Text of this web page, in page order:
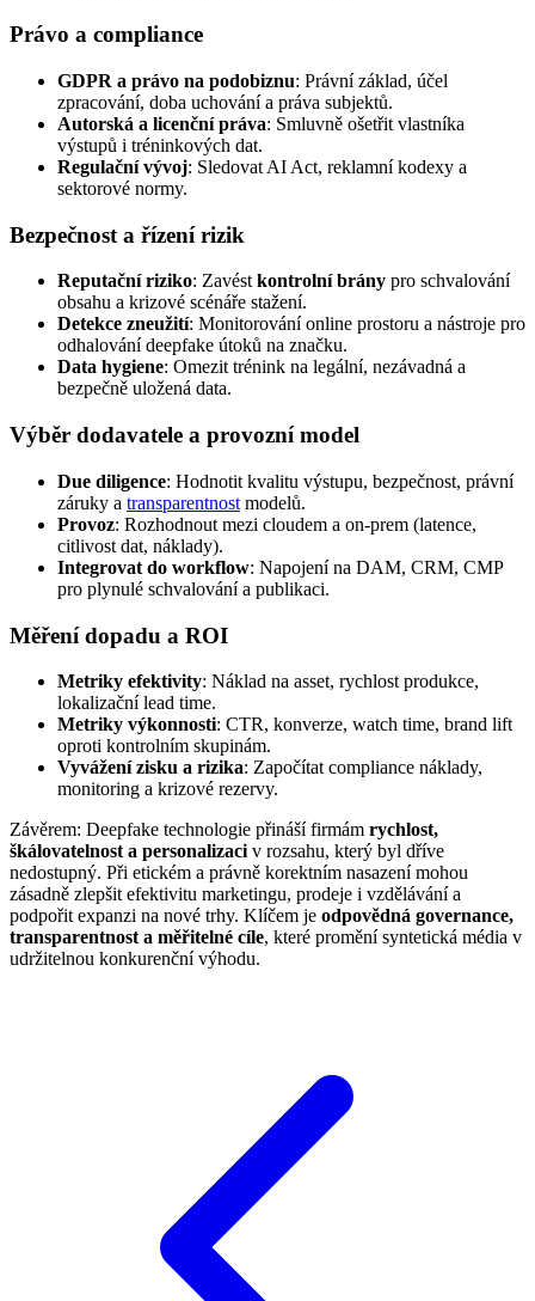
Právo a compliance
GDPR a právo na podobiznu: Právní základ, účel
zpracování, doba uchování a práva subjektů.
Autorská a licenční práva: Smluvně ošetřit vlastníka
výstupů i tréninkových dat.
Regulační vývoj: Sledovat AI Act, reklamní kodexy a
sektorové normy.
Bezpečnost a řízení rizik
Reputační riziko: Zavést kontrolní brány pro schvalování
obsahu a krizové scénáře stažení.
Detekce zneužití: Monitorování online prostoru a nástroje pro
odhalování deepfake útoků na značku.
Data hygiene: Omezit trénink na legální, nezávadná a
bezpečně uložená data.
Výběr dodavatele a provozní model
Due diligence: Hodnotit kvalitu výstupu, bezpečnost, právní
záruky a transparentnost modelů.
Provoz: Rozhodnout mezi cloudem a on-prem (latence,
citlivost dat, náklady).
Integrovat do workflow: Napojení na DAM, CRM, CMP
pro plynulé schvalování a publikaci.
Měření dopadu a ROI
Metriky efektivity: Náklad na asset, rychlost produkce,
lokalizační lead time.
Metriky výkonnosti: CTR, konverze, watch time, brand lift
oproti kontrolním skupinám.
Vyvážení zisku a rizika: Započítat compliance náklady,
monitoring a krizové rezervy.
Závěrem: Deepfake technologie přináší firmám rychlost,
škálovatelnost a personalizaci v rozsahu, který byl dříve
nedostupný. Při etickém a právně korektním nasazení mohou
zásadně zlepšit efektivitu marketingu, prodeje i vzdělávání a
podpořit expanzi na nové trhy. Klíčem je odpovědná governance,
transparentnost a měřitelné cíle, které promění syntetická média v
udržitelnou konkurenční výhodu.